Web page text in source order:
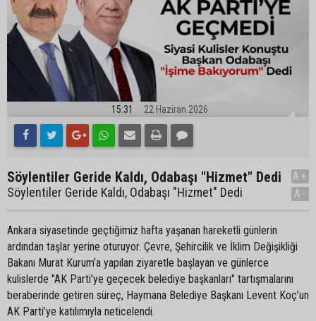
15:31 22 Haziran 2026
Söylentiler Geride Kaldı, Odabaşı "Hizmet" Dedi
Söylentiler Geride Kaldı, Odabaşı "Hizmet" Dedi
A+
A-
Ankara siyasetinde geçtiğimiz hafta yaşanan hareketli günlerin
ardından taşlar yerine oturuyor. Çevre, Şehircilik ve İklim Değişikliği
Bakanı Murat Kurum’a yapılan ziyaretle başlayan ve günlerce
kulislerde "AK Parti’ye geçecek belediye başkanları" tartışmalarını
beraberinde getiren süreç, Haymana Belediye Başkanı Levent Koç’un
AK Parti’ye katılımıyla neticelendi.